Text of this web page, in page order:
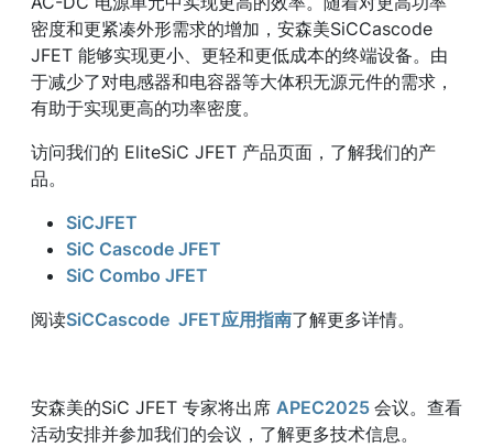
密度和更紧凑外形需求的增加，安森美SiCCascode
JFET 能够实现更小、更轻和更低成本的终端设备。由
于减少了对电感器和电容器等大体积无源元件的需求，
有助于实现更高的功率密度。
访问我们的 EliteSiC JFET 产品页面，了解我们的产
品。
SiCJFET
SiC Cascode JFET
SiC Combo JFET
阅读SiCCascode JFET应用指南了解更多详情。
安森美的SiC JFET 专家将出席 APEC2025 会议。查看
活动安排并参加我们的会议，了解更多技术信息。